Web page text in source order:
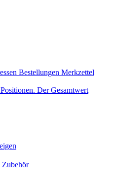
Bestellungen Merkzettel
Der Gesamtwert
Zubehör